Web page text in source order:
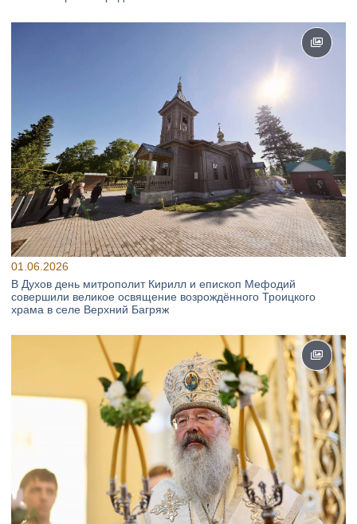
01.06.2026
В Духов день митрополит Кирилл и епископ Мефодий
совершили великое освящение возрождённого Троицкого
храма в селе Верхний Багряж